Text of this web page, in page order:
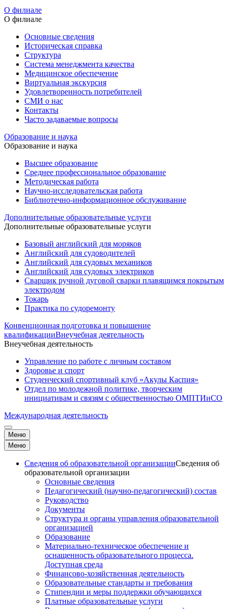
О филиале
О филиале
Основные сведения
Историческая справка
Структура
Система менеджмента качества
Медицинское обеспечение
Виртуальная экскурсия
Удовлетворенность потребителей
СМИ о нас
Контакты
Часто задаваемые вопросы
Образование и наука
Образование и наука
Высшее образование
Среднее профессиональное образование
Методическая работа
Научно-исследовательская работа
Библиотечно-информационное обслуживание
Дополнительные образовательные услуги
Дополнительные образовательные услуги
Базовый английский для моряков
Английский для судоводителей
Английский для судовых механиков
Английский для судовых электриков
Cварщик ручной дуговой сварки плавящимся покрытым
электродом
Токарь
Практика по судоремонту
Конвенционная подготовка и повышение
квалификацииВнеучебная деятельность
Внеучебная деятельность
Управление по работе с личным составом
Здоровье и спорт
Студенческий спортивный клуб «Акулы Каспия»
Отдел по молодежной политике, творческим
инициативам и связям с общественностью ОМПТИиСО
Международная деятельность
Меню
Меню
Сведения об образовательной организацииСведения об
образовательной организации
Основные сведения
Педагогический (научно-педагогический) состав
Руководство
Документы
Структура и органы управления образовательной
организацией
Образование
Материально-техническое обеспечение и
оснащенность образовательного процесса.
Доступная среда
Финансово-хозяйственная деятельность
Образовательные стандарты и требования
Стипендии и меры поддержки обучающихся
Платные образовательные услуги